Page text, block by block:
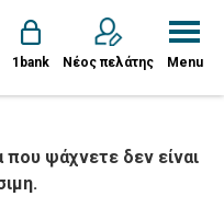
1bank Νέος πελάτης Menu
ψάχνετε δεν είναι